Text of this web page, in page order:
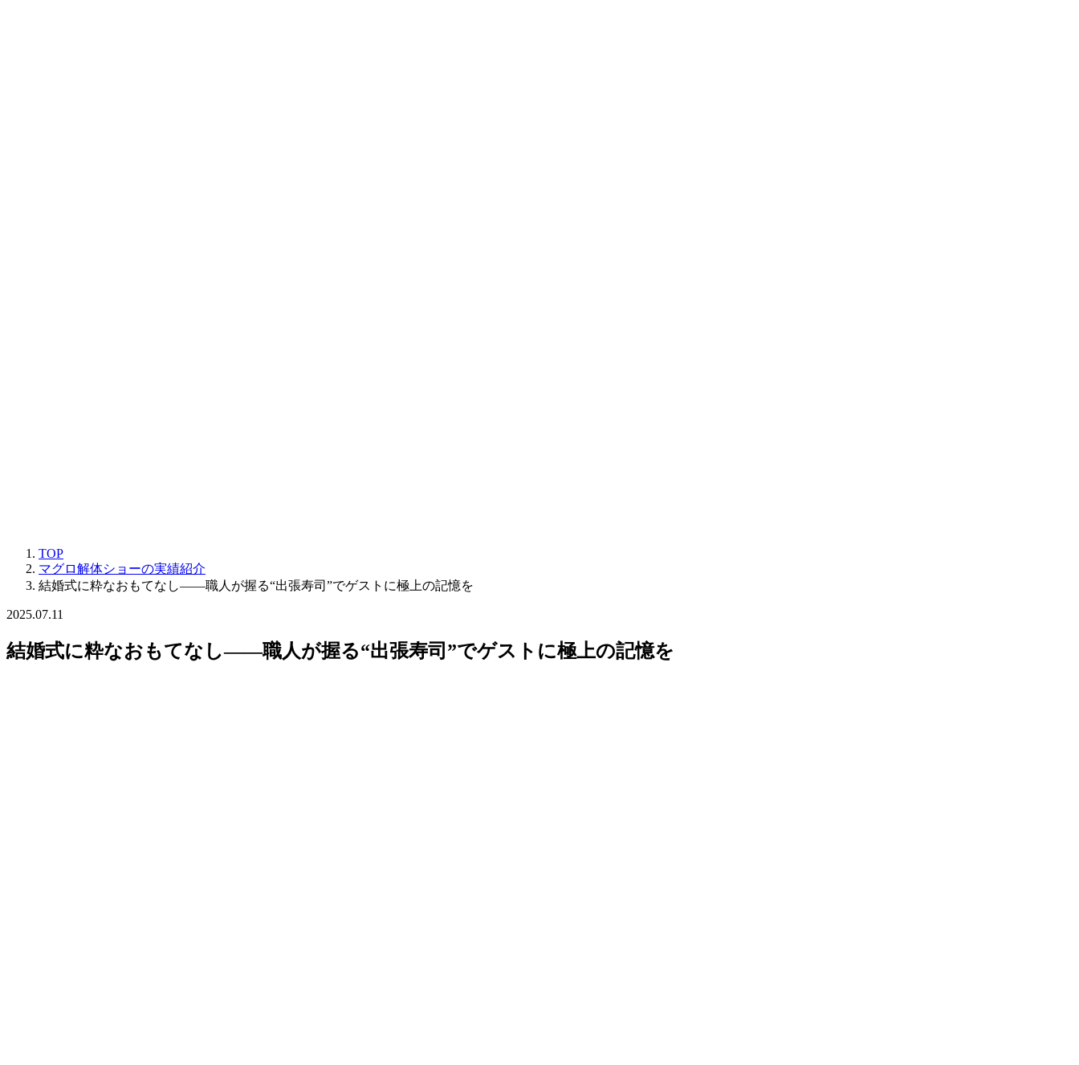
TOP
マグロ解体ショーの実績紹介
結婚式に粋なおもてなし――職人が握る“出張寿司”でゲストに極上の記憶を
2025.07.11
結婚式に粋なおもてなし――職人が握る“出張寿司”でゲストに極上の記憶を